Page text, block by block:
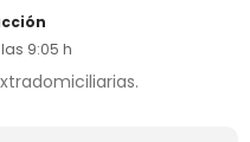
9:05 h